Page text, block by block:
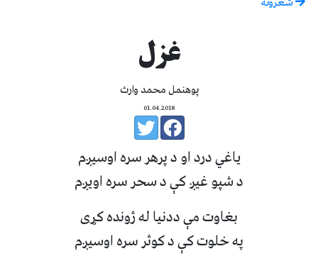
غزل
پوهنمل محمد وارث
01.04.2018
یاغي درد او د پرهر سره اوسیږم
د شپو غیږ کې د سحر سره اویږم
بغاوت مې ددنیا له ژونده کړی
په خلوت کې د کوثر سره اوسیږم